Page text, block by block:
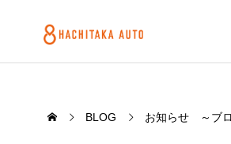
BLOG お知らせ ～ブ